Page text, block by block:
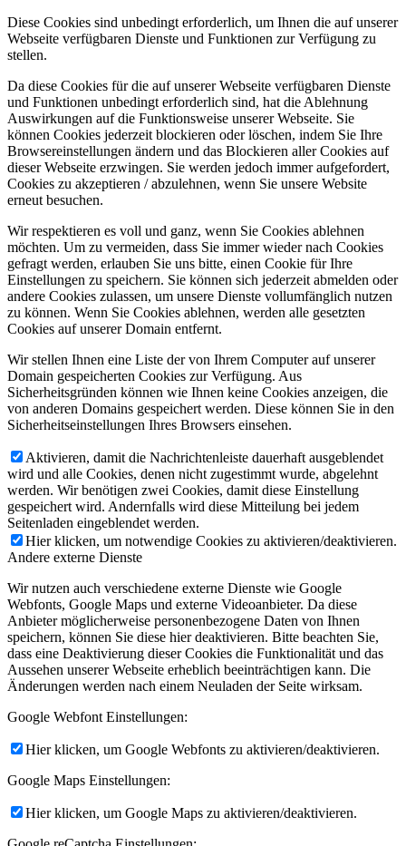
Diese Cookies sind unbedingt erforderlich, um Ihnen die auf unserer
Webseite verfügbaren Dienste und Funktionen zur Verfügung zu
stellen.
Da diese Cookies für die auf unserer Webseite verfügbaren Dienste
und Funktionen unbedingt erforderlich sind, hat die Ablehnung
Auswirkungen auf die Funktionsweise unserer Webseite. Sie
können Cookies jederzeit blockieren oder löschen, indem Sie Ihre
Browsereinstellungen ändern und das Blockieren aller Cookies auf
dieser Webseite erzwingen. Sie werden jedoch immer aufgefordert,
Cookies zu akzeptieren / abzulehnen, wenn Sie unsere Website
erneut besuchen.
Wir respektieren es voll und ganz, wenn Sie Cookies ablehnen
möchten. Um zu vermeiden, dass Sie immer wieder nach Cookies
gefragt werden, erlauben Sie uns bitte, einen Cookie für Ihre
Einstellungen zu speichern. Sie können sich jederzeit abmelden oder
andere Cookies zulassen, um unsere Dienste vollumfänglich nutzen
zu können. Wenn Sie Cookies ablehnen, werden alle gesetzten
Cookies auf unserer Domain entfernt.
Wir stellen Ihnen eine Liste der von Ihrem Computer auf unserer
Domain gespeicherten Cookies zur Verfügung. Aus
Sicherheitsgründen können wie Ihnen keine Cookies anzeigen, die
von anderen Domains gespeichert werden. Diese können Sie in den
Sicherheitseinstellungen Ihres Browsers einsehen.
Aktivieren, damit die Nachrichtenleiste dauerhaft ausgeblendet
wird und alle Cookies, denen nicht zugestimmt wurde, abgelehnt
werden. Wir benötigen zwei Cookies, damit diese Einstellung
gespeichert wird. Andernfalls wird diese Mitteilung bei jedem
Seitenladen eingeblendet werden.
Hier klicken, um notwendige Cookies zu aktivieren/deaktivieren.
Andere externe Dienste
Wir nutzen auch verschiedene externe Dienste wie Google
Webfonts, Google Maps und externe Videoanbieter. Da diese
Anbieter möglicherweise personenbezogene Daten von Ihnen
speichern, können Sie diese hier deaktivieren. Bitte beachten Sie,
dass eine Deaktivierung dieser Cookies die Funktionalität und das
Aussehen unserer Webseite erheblich beeinträchtigen kann. Die
Änderungen werden nach einem Neuladen der Seite wirksam.
Google Webfont Einstellungen:
Hier klicken, um Google Webfonts zu aktivieren/deaktivieren.
Google Maps Einstellungen:
Hier klicken, um Google Maps zu aktivieren/deaktivieren.